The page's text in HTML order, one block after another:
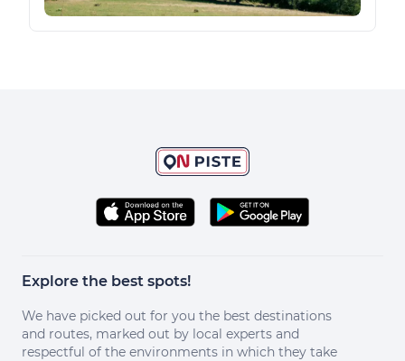
Explore the best spots!
We have picked out for you the best destinations
and routes, marked out by local experts and
respectful of the environments in which they take